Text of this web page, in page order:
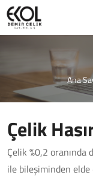
Ana
Çelik
Çelik %0,2
ile bileşiminden